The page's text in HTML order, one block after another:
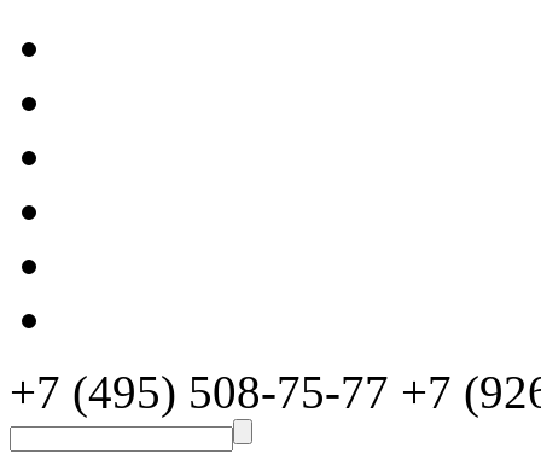
+7 (495) 508-75-77 +7